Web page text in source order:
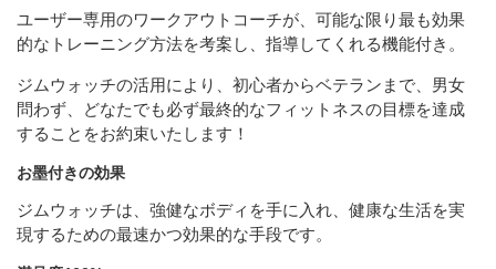
ユーザー専用のワークアウトコーチが、可能な限り最も効果
的なトレーニング方法を考案し、指導してくれる機能付き。
ジムウォッチの活用により、初心者からベテランまで、男女
問わず、どなたでも必ず最終的なフィットネスの目標を達成
することをお約束いたします！
お墨付きの効果
ジムウォッチは、強健なボディを手に入れ、健康な生活を実
現するための最速かつ効果的な手段です。